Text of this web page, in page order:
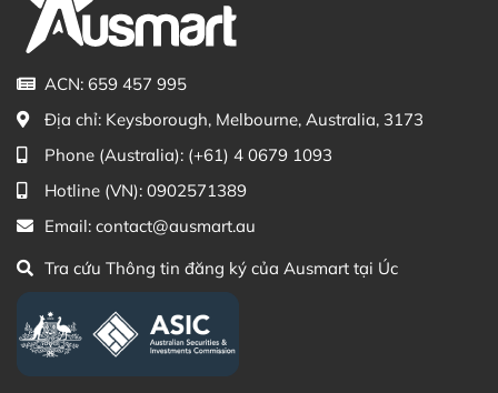
ACN: 659 457 995
Địa chỉ: Keysborough, Melbourne, Australia, 3173
Phone (Australia): (+61) 4 0679 1093
Hotline (VN): 0902571389
Email: contact@ausmart.au
Tra cứu Thông tin đăng ký của Ausmart tại Úc